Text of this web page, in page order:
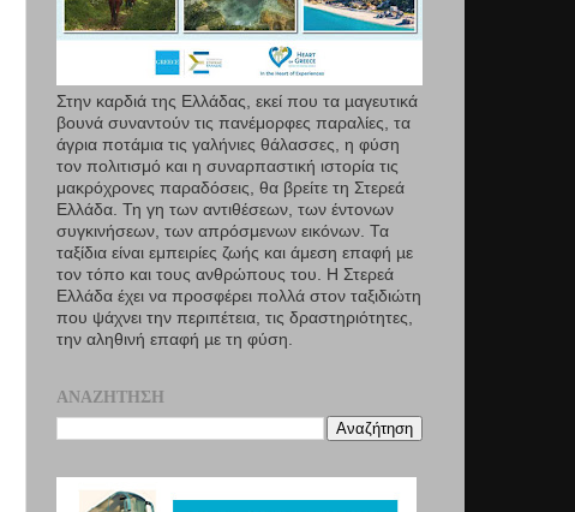
Στην καρδιά της Ελλάδας, εκεί που τα µαγευτικά
βουνά συναντούν τις πανέμορφες παραλίες, τα
άγρια ποτάμια τις γαλήνιες θάλασσες, η φύση
τον πολιτισμό και η συναρπαστική ιστορία τις
μακρόχρονες παραδόσεις, θα βρείτε τη Στερεά
Ελλάδα. Τη γη των αντιθέσεων, των έντονων
συγκινήσεων, των απρόσμενων εικόνων. Τα
ταξίδια είναι εμπειρίες ζωής και άμεση επαφή µε
τον τόπο και τους ανθρώπους του. Η Στερεά
Ελλάδα έχει να προσφέρει πολλά στον ταξιδιώτη
που ψάχνει την περιπέτεια, τις δραστηριότητες,
την αληθινή επαφή µε τη φύση.
ΑΝΑΖΉΤΗΣΗ